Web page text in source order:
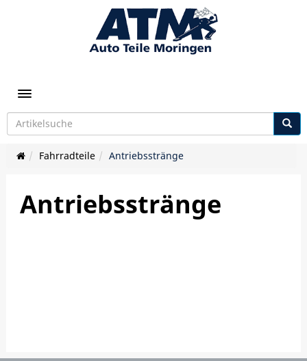
Toggle navigation
Fahrradteile Antriebsstränge
Antriebsstränge